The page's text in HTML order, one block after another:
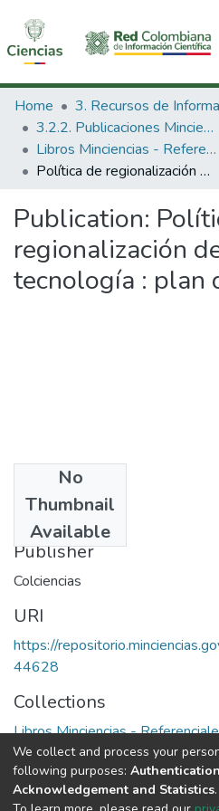
Communities & Collections
All of DSpace
Statistics
Home
3.2.2. Publicaciones Minciencias
Libros Minciencias - Referenciales
Política de regionalización de la ciencia y la tecnología : plan de acción.
Publication:
regionalización
tecnología : plan
No
Thumbnail
Available
1995
Publisher
Colciencias
URI
https://
44628
Collections
Libros Minciencias -
Full item page
We collect and process your
following purposes:
Acknowledgement and Statistics.